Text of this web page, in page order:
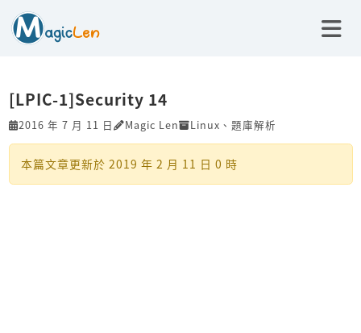
[LPIC-1]Security 14
2016 年 7 月 11 日 Magic Len Linux 、 題庫解析
本篇文章更新於 2019 年 2 月 11 日 0 時